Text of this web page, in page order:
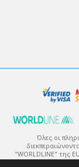
Όλες οι
"WORLDLINE" της
πρωτόκολλο